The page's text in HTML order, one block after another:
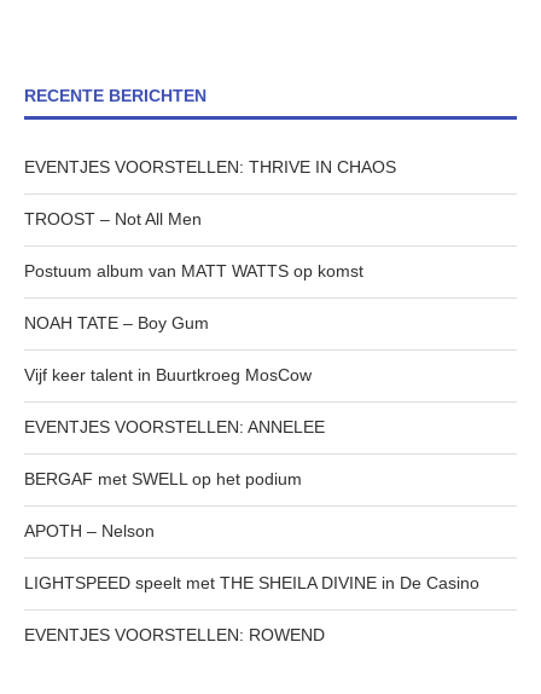
RECENTE BERICHTEN
EVENTJES VOORSTELLEN: THRIVE IN CHAOS
TROOST – Not All Men
Postuum album van MATT WATTS op komst
NOAH TATE – Boy Gum
Vijf keer talent in Buurtkroeg MosCow
EVENTJES VOORSTELLEN: ANNELEE
BERGAF met SWELL op het podium
APOTH – Nelson
LIGHTSPEED speelt met THE SHEILA DIVINE in De Casino
EVENTJES VOORSTELLEN: ROWEND